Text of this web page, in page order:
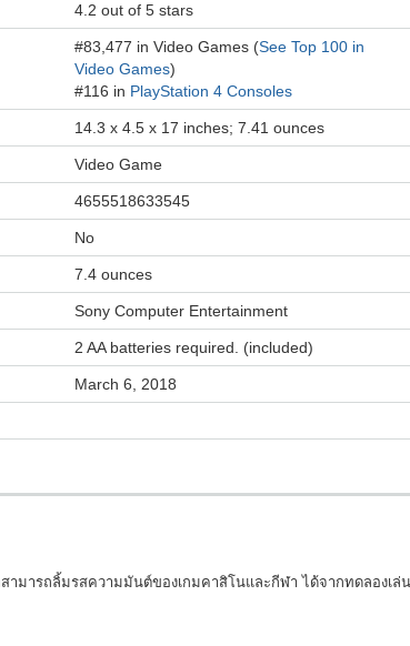
4.2 out of 5 stars
#83,477 in Video Games (See Top 100 in
Video Games)
#116 in PlayStation 4 Consoles
14.3 x 4.5 x 17 inches; 7.41 ounces
Video Game
4655518633545
No
7.4 ounces
Sony Computer Entertainment
2 AA batteries required. (included)
March 6, 2018
ารถลิ้มรสความมันต์ของเกมคาสิโนและกีฬา ได้จากทดลองเ